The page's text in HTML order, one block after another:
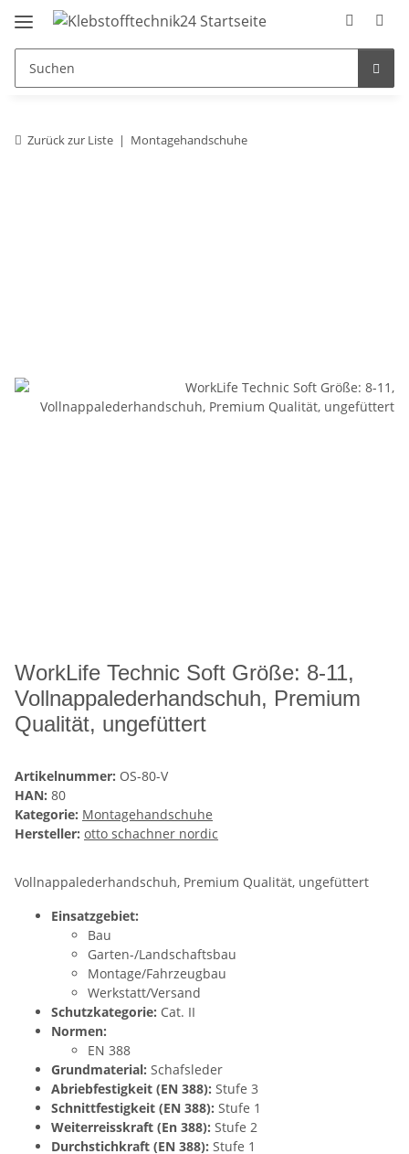
Zurück zur Liste Montagehandschuhe
WorkLife Technic Soft Größe: 8-11,
Vollnappalederhandschuh, Premium
Qualität, ungefüttert
Artikelnummer: OS-80-V
HAN: 80
Kategorie: Montagehandschuhe
Hersteller: otto schachner nordic
Vollnappalederhandschuh, Premium Qualität, ungefüttert
Einsatzgebiet:
Bau
Garten-/Landschaftsbau
Montage/Fahrzeugbau
Werkstatt/Versand
Schutzkategorie: Cat. II
Normen:
EN 388
Grundmaterial: Schafsleder
Abriebfestigkeit (EN 388): Stufe 3
Schnittfestigkeit (EN 388): Stufe 1
Weiterreisskraft (En 388): Stufe 2
Durchstichkraft (EN 388): Stufe 1